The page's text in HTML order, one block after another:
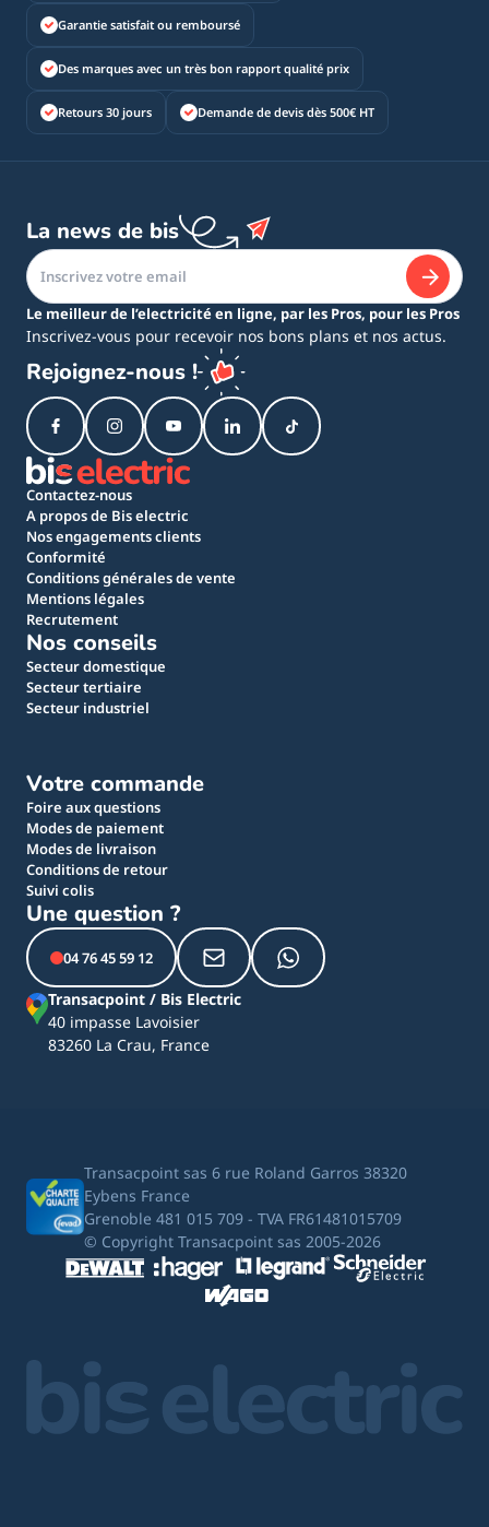
Garantie satisfait ou remboursé
Des marques avec un très bon rapport qualité prix
Retours 30 jours Demande de devis dès 500€ HT
La news de bis
Le meilleur de l’electricité en ligne, par les Pros, pour les Pros
Inscrivez-vous pour recevoir nos bons plans et nos actus.
Rejoignez-nous !
Contactez-nous
A propos de Bis electric
Nos engagements clients
Conformité
Conditions générales de vente
Mentions légales
Recrutement
Nos conseils
Secteur domestique
Secteur tertiaire
Secteur industriel
Votre commande
Foire aux questions
Modes de paiement
Modes de livraison
Conditions de retour
Suivi colis
Une question ?
04 76 45 59 12
Transacpoint / Bis Electric
40 impasse Lavoisier
83260 La Crau, France
Transacpoint sas 6 rue Roland Garros 38320
Eybens France
Grenoble 481 015 709 - TVA FR61481015709
© Copyright Transacpoint sas 2005-2026